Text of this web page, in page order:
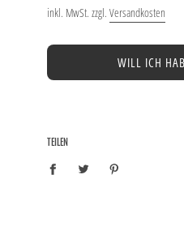
inkl. MwSt. zzgl. Versandkosten
WILL ICH
TEILEN